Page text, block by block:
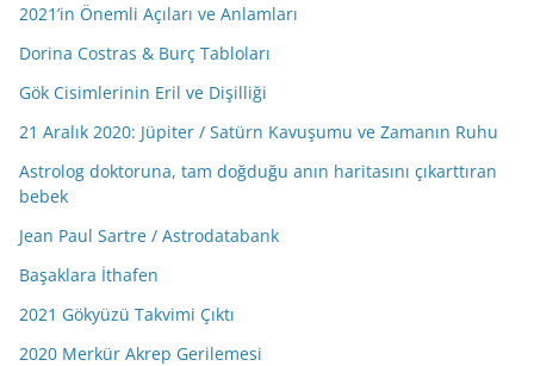
2021’in Önemli Açıları ve Anlamları
Dorina Costras & Burç Tabloları
Gök Cisimlerinin Eril ve Dişilliği
21 Aralık 2020: Jüpiter / Satürn Kavuşumu ve Zamanın Ruhu
Astrolog doktoruna, tam doğduğu anın haritasını çıkarttıran
bebek
Jean Paul Sartre / Astrodatabank
Başaklara İthafen
2021 Gökyüzü Takvimi Çıktı
2020 Merkür Akrep Gerilemesi